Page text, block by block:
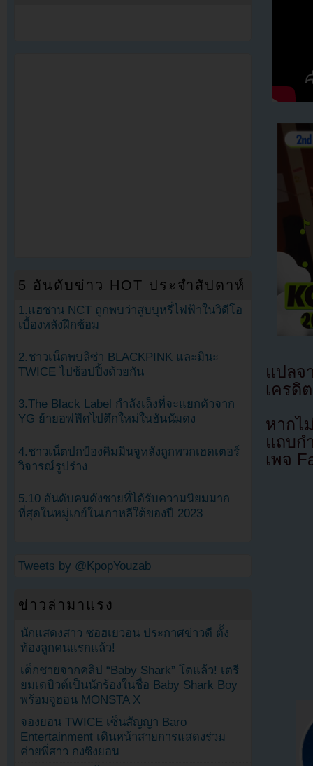
แปล
เครดิ
หากไ
แถบก
เพจ
5 อันดับข่าว HOT ประจำสัปดาห์
1.แฮชาน NCT ถูกพบว่าสูบบุหรี่ไฟฟ้าในวิดีโอ
เบื้องหลังฝึกซ้อม
2.ชาวเน็ตพบลิซ่า BLACKPINK และมินะ
TWICE ไปช้อปปิ้งด้วยกัน
3.The Black Label กำลังเล็งที่จะแยกตัวจาก
YG ย้ายอฟฟิศไปตึกใหม่ในฮันนัมดง
4.ชาวเน็ตปกป้องคิมมินจูหลังถูกพวกเฮดเตอร์
วิจารณ์รูปร่าง
5.10 อันดับคนดังชายที่ได้รับความนิยมมาก
ที่สุดในหมู่เกย์ในเกาหลีใต้ของปี 2023
Tweets by @KpopYouzab
ข่าวล่ามาแรง
นักแสดงสาว ซอฮเยวอน ประกาศข่าวดี ตั้ง
ท้องลูกคนแรกแล้ว!
เด็กชายจากคลิป “Baby Shark” โตแล้ว! เตรี
ยมเดบิวต์เป็นนักร้องในชื่อ Baby Shark Boy
พร้อมจูฮอน MONSTA X
จองยอน TWICE เซ็นสัญญา Baro
Entertainment เดินหน้าสายการแสดงร่วม
ค่ายพี่สาว กงซึงยอน